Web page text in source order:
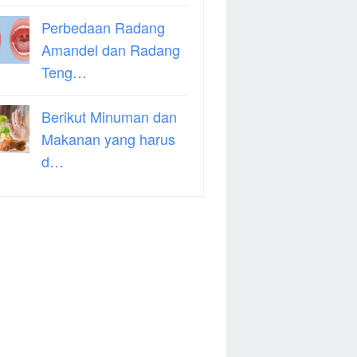
Perbedaan Radang
Amandel dan Radang
Teng…
Berikut Minuman dan
Makanan yang harus
d…